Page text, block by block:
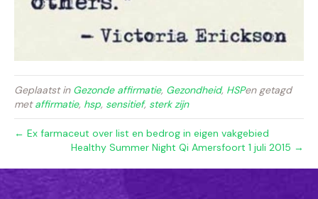
Geplaatst in Gezonde affirmatie, Gezondheid, HSPen getagd
metaffirmatie, hsp, sensitief, sterk zijn
← Ex farmaceut over list en bedrog in eigen vakgebied
Healthy Summer Night Qi Amersfoort 1 juli 2015 →